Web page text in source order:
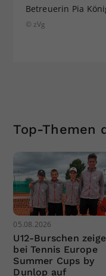
Betreuerin Pia
© zVg
Top-Themen
05.08.2026
U12-Burschen
bei Tennis Europe
Summer Cups by
Dunlop auf